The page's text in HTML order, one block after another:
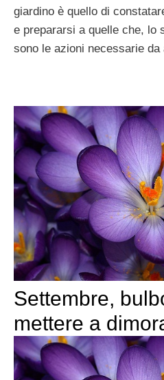
giardino è quello di
e prepararsi a quelle che, lo
sono le azioni necessarie da
Settembre,
mettere a